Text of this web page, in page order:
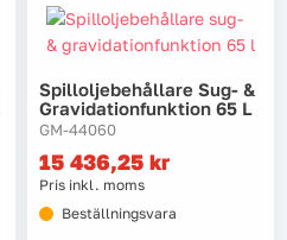
Spilloljebehållare Sug- &
Gravidationfunktion 65 L
GM-44060
15 436,25 kr
Pris inkl. moms
Beställningsvara